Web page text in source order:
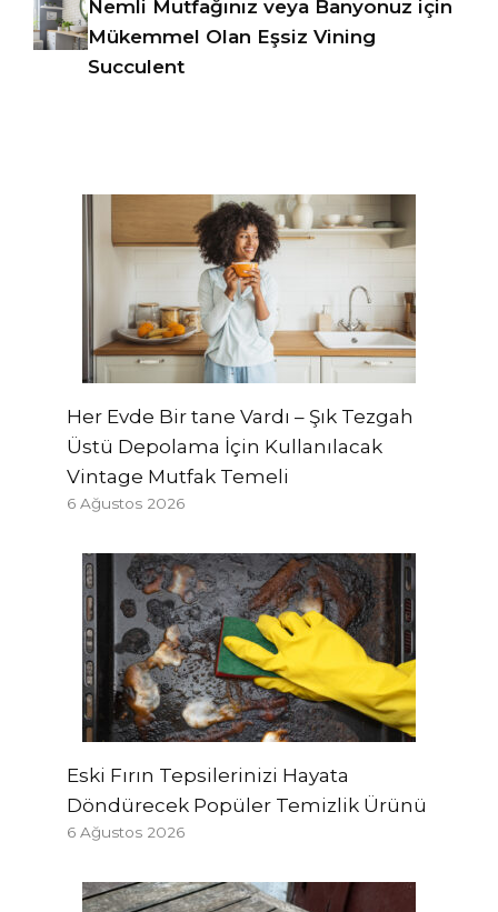
Nemli Mutfağınız veya Banyonuz için
Mükemmel Olan Eşsiz Vining
Succulent
Her Evde Bir tane Vardı – Şık Tezgah
Üstü Depolama İçin Kullanılacak
Vintage Mutfak Temeli
6 Ağustos 2026
Eski Fırın Tepsilerinizi Hayata
Döndürecek Popüler Temizlik Ürünü
6 Ağustos 2026